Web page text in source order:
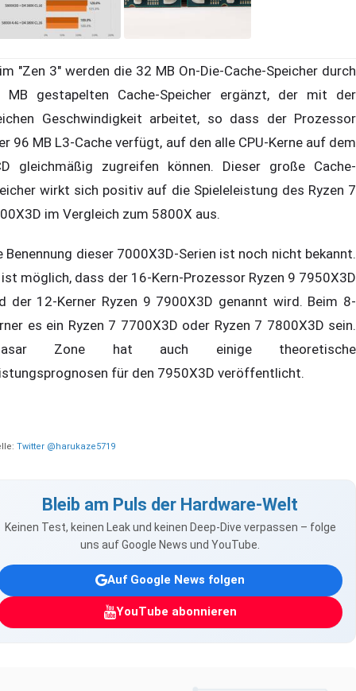
"Zen 3" werden die 32 MB On-Die-Cache-Speicher durch
MB gestapelten Cache-Speicher ergänzt, der mit der
Geschwindigkeit arbeitet, so dass der Prozessor
96 MB L3-Cache verfügt, auf den alle CPU-Kerne auf dem
gleichmäßig zugreifen können. Dieser große Cache-
wirkt sich positiv auf die Spieleleistung des Ryzen 7
im Vergleich zum 5800X aus.
Benennung dieser 7000X3D-Serien ist noch nicht bekannt.
ist möglich, dass der 16-Kern-Prozessor Ryzen 9 7950X3D
der 12-Kerner Ryzen 9 7900X3D genannt wird. Beim 8-
es ein Ryzen 7 7700X3D oder Ryzen 7 7800X3D sein.
Zone hat auch einige theoretische
für den 7950X3D veröffentlicht.
Twitter @harukaze5719
Bleib am Puls der Hardware-Welt
Keinen Test, keinen Leak und keinen Deep-Dive verpassen – folge
uns auf Google News und YouTube.
Auf Google News folgen
YouTube abonnieren